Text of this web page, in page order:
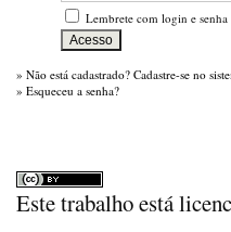
Lembrete com login e senha
» Não está cadastrado? Cadastre-se no
» Esqueceu a senha?
Este trabalho está